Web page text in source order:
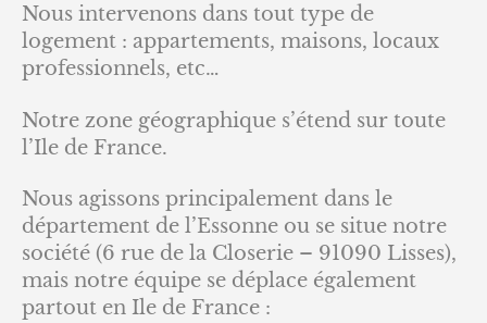
Nous intervenons dans tout type de
logement : appartements, maisons, locaux
professionnels, etc…
Notre zone géographique s’étend sur toute
l’Ile de France.
Nous agissons principalement dans le
département de l’Essonne ou se situe notre
société (6 rue de la Closerie – 91090 Lisses),
mais notre équipe se déplace également
partout en Ile de France :